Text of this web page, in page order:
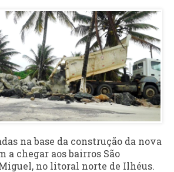
na base da construção da nova
a chegar aos bairros São
no litoral norte de Ilhéus.